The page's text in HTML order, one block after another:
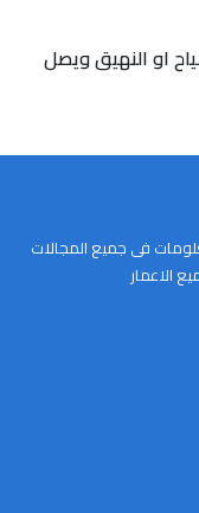
او النهيق ويصل
فى جميع المجالات
الاعمار